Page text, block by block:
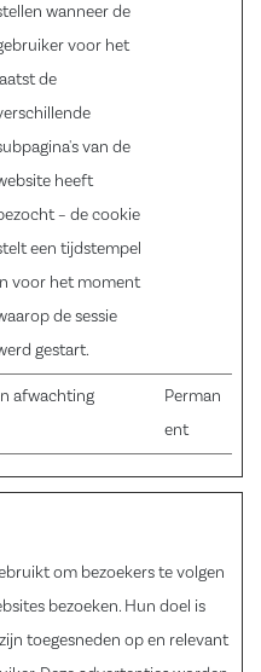
wanneer de
voor het
de
van de
heeft
– de cookie
een tijdstempel
voor het moment
de sessie
gestart.
afwachting
Perman
ent
om bezoekers te volgen
bezoeken. Hun doel is
toegesneden op en relevant